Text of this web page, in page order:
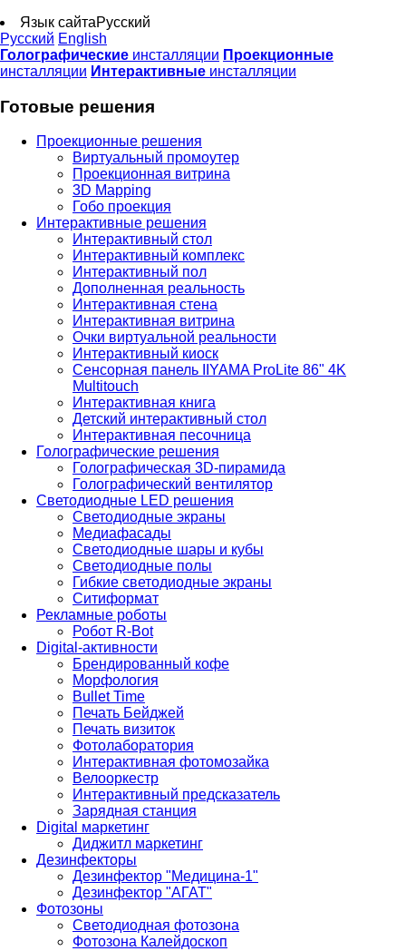
Язык сайтаРусский
Русский English
Голографические инсталляции Проекционные
инсталляции Интерактивные инсталляции
Готовые решения
Проекционные решения
Виртуальный промоутер
Проекционная витрина
3D Mapping
Гобо проекция
Интерактивные решения
Интерактивный стол
Интерактивный комплекс
Интерактивный пол
Дополненная реальность
Интерактивная стена
Интерактивная витрина
Очки виртуальной реальности
Интерактивный киоск
Сенсорная панель IIYAMA ProLite 86" 4K
Multitouch
Интерактивная книга
Детский интерактивный стол
Интерактивная песочница
Голографические решения
Голографическая 3D-пирамида
Голографический вентилятор
Светодиодные LED решения
Светодиодные экраны
Медиафасады
Светодиодные шары и кубы
Светодиодные полы
Гибкие светодиодные экраны
Ситиформат
Рекламные роботы
Робот R-Bot
Digital-активности
Брендированный кофе
Морфология
Bullet Time
Печать Бейджей
Печать визиток
Фотолаборатория
Интерактивная фотомозайка
Велооркестр
Интерактивный предсказатель
Зарядная станция
Digital маркетинг
Диджитл маркетинг
Дезинфекторы
Дезинфектор "Медицина-1"
Дезинфектор "АГАТ"
Фотозоны
Светодиодная фотозона
Фотозона Калейдоскоп